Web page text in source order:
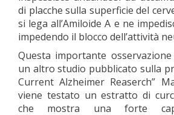
di placche sulla superficie del
si lega all’Amiloide A e ne
impedendo il blocco dell’attività
Questa importante
un altro studio pubblicato sulla
Current Alzheimer Reaserch”
viene testato un estratto di
che mostra una forte